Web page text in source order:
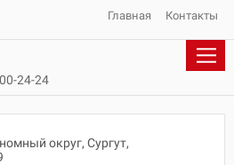
Главная Контакты
24-24
округ, Сургут,